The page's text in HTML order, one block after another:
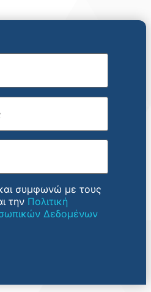
συμφωνώ με τους
την Πολιτική
Δεδομένων